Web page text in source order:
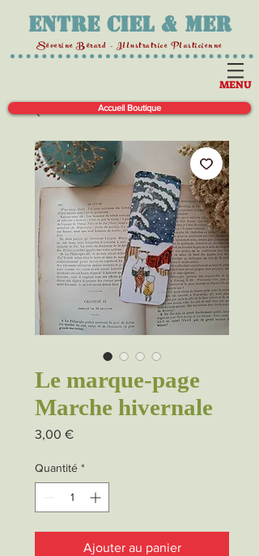
Entre Ciel & Mer
Séverine Bérard - Illustratrice Plasticienne
MENU
Le marque-page
Marche hivernale
3,00 €Prix
Quantité *
Ajouter au panier
Accueil Boutique